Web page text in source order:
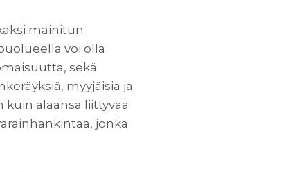
mainitun
voi olla
sekä
myyjäisiä ja
alaansa liittyvää
jonka